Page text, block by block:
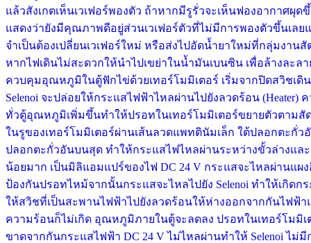
แล้วสังเกตเห็นเวเฟอร์พองตัว ถ้าหากมีรูรั่วจะเห็นฟองอากาศผุ
แสดงว่ายังมีคุณภาพดีอยู่ส่วนเวเฟอร์ตัวที่ไม่มีการพองตัวขึ้นเลย
จำเป็นต้องเปลี่ยนเวเฟอร์ใหม่ หรือส่งไปอัดน้ำยาใหม่ที่กลุ่มงา
หากไฟเดินไม่สะดวกให้นำไปเขย่าในน้ำมันเบนซิน เพื่อล้างละ
ควบคุมอุณหภูมิในตู้ฟักไข่ด้วยเทอร์โมมิเตอร์ เริ่มจากปิดสวิชเดิ
Selenoi จะปล่อยให้กระแสไฟฟ้าไหลผ่านไปยังลวดร้อน
ทั่วตู้อุณหภูมิเพิ่มขึ้นทำให้ปรอทในเทอร์โมมิเตอร์ขยายตัวตาม
ในรูของเทอร์โมมิเตอร์ผ่านเส้นลวดแพทตินัมเล็ก ใต้ปลอกตะกั่
ปลอกตะกั่วอันบนสุด ทำให้กระแสไฟไหลผ่านระหว่างขั้วล่างแล
น้อยมาก เป็นมิลิแอมแปร์ของไฟ DC 24 V กระแสจะไหลผ่านแผ
ป้องกันปรอทไหม้จากนั้นกระแสจะไหลไปยัง Selenoi ทำให้เกิดก
ให้สวิชที่เป็นสะพานไฟฟ้าไปยังลวดร้อนให้ห่างออกจากกันไฟฟ้าแ
ความร้อนก็ไม่เกิด อุณหภูมิภายในตู้จะลดลง ปรอทในเทอร์โม
ขาดจากกันกระแสไฟฟ้า DC 24 V ไม่ไหลผ่านทำให้ Selenoi ไ